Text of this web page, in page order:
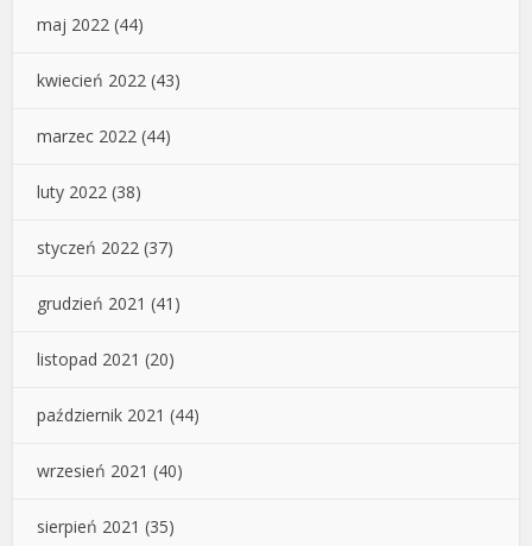
maj 2022 (44)
kwiecień 2022 (43)
marzec 2022 (44)
luty 2022 (38)
styczeń 2022 (37)
grudzień 2021 (41)
listopad 2021 (20)
październik 2021 (44)
wrzesień 2021 (40)
sierpień 2021 (35)